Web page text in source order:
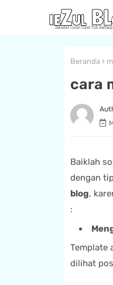
Beranda
cara
Baiklah
dengan
blog,
:
Template
dilihat